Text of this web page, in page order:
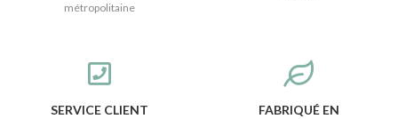
métropolitaine
SERVICE CLIENT
FABRIQUÉ EN